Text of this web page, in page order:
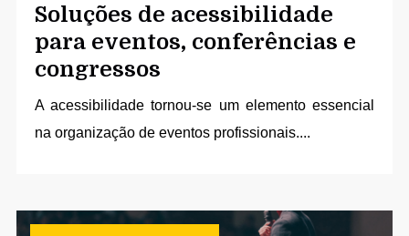
Soluções de acessibilidade
para eventos, conferências e
congressos
A acessibilidade tornou-se um elemento essencial
na organização de eventos profissionais....